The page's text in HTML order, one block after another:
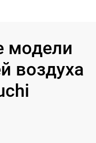
модели
воздуха